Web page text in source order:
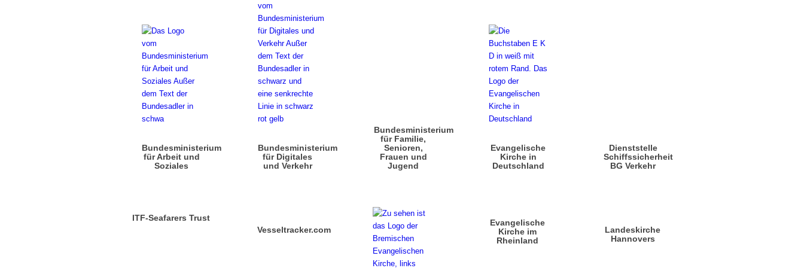
Bundesministerium
für Arbeit und
Soziales
Bundesministerium
für Digitales
und Verkehr
Bundesministerium
für Familie,
Senioren,
Frauen und
Jugend
Evangelische
Kirche in
Deutschland
Dienststelle
Schiffssicherheit
BG Verkehr
ITF-Seafarers Trust
Vesseltracker.com
Evangelische
Kirche im
Rheinland
Landeskirche
Hannovers